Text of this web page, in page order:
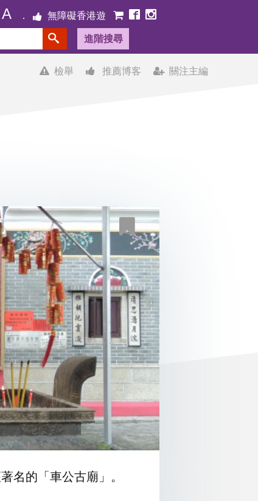
A 無障礙香港遊
進階搜尋
關注主編
推薦博客
檢舉
名的「車公古廟」。